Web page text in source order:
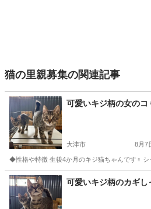
猫の里親募集の関連記事
可愛いキジ柄の女のコ
大津市 8月7
◆性格や特徴 生後4か月のキジ猫ちゃんです♀ シ
滋賀 大津市 猫 ワクチン
可愛いキジ柄のカギし